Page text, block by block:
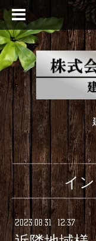
イ
2023.08.31 12:37